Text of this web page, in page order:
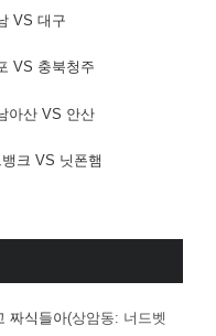
VS 대구
VS 충북청주
아산 VS 안산
크 VS 닛폰햄
짜식들아(상암동: 너드벳